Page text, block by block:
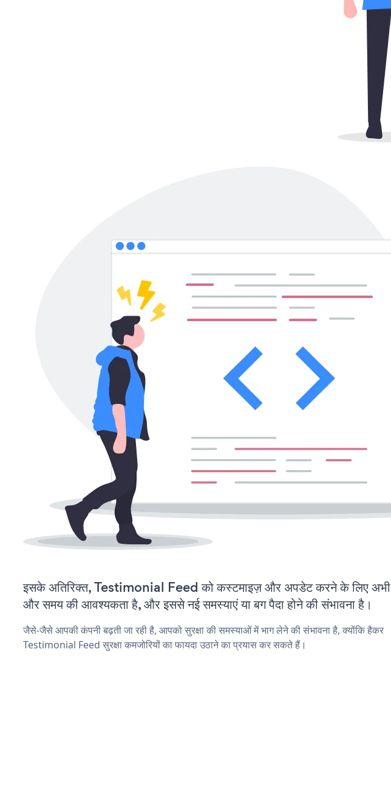
इसके अतिरिक्त, Testimonial Feed को कस्टमाइज़ और अपडेट करने के लिए अभी
और समय की आवश्यकता है, और इससे नई समस्याएं या बग पैदा होने की संभावना है।
जैसे-जैसे आपकी कंपनी बढ़ती जा रही है, आपको सुरक्षा की समस्याओं में भाग लेने की संभावना है, क्योंकि हैकर
Testimonial Feed सुरक्षा कमजोरियों का फायदा उठाने का प्रयास कर सकते हैं।